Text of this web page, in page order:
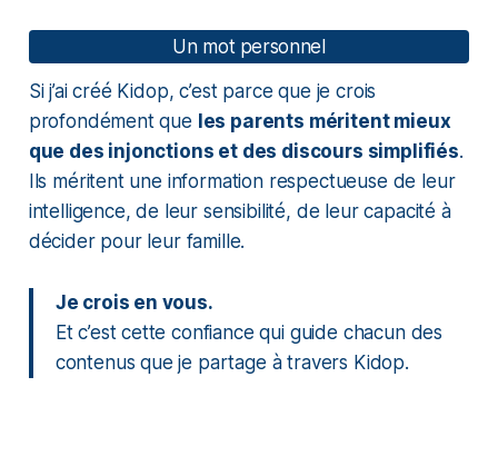
Un mot personnel
Si j’ai créé Kidop, c’est parce que je crois
profondément que les parents méritent mieux
que des injonctions et des discours simplifiés.
Ils méritent une information respectueuse de leur
intelligence, de leur sensibilité, de leur capacité à
décider pour leur famille.
Je crois en vous.
Et c’est cette confiance qui guide chacun des
contenus que je partage à travers Kidop.